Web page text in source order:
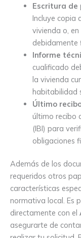
Escritura
Incluye copia
vivienda o,
debidamente
Informe
cualificado
la vivienda
habitabilidad
Último
último recibo
(IBI) para
obligaciones
Además de los
requeridos otros
características
normativa local. Es
directamente con el
asegurarte de